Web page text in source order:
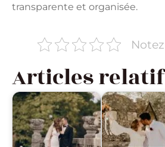
transparente et organisée.
Articles